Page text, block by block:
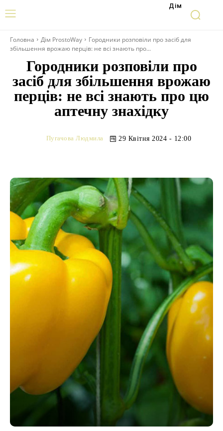
Дім
Головна Дім ProstoWay
Городники розповіли про засіб для
збільшення врожаю перців: не всі знають про...
Городники розповіли про
засіб для збільшення врожаю
перців: не всі знають про цю
аптечну знахідку
Пугачова Людмила 29 Квітня 2024 - 12:00